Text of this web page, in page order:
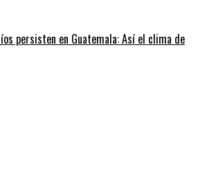
persisten en Guatemala: Así el clima de